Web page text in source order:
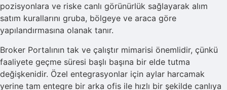
pozisyonlara ve riske canlı görünürlük sağlayarak alım
satım kurallarını gruba, bölgeye ve araca göre
yapılandırmasına olanak tanır.
Broker Portalının tak ve çalıştır mimarisi önemlidir, çünkü
faaliyete geçme süresi başlı başına bir elde tutma
değişkenidir. Özel entegrasyonlar için aylar harcamak
yerine tam entegre bir arka ofis ile hızlı bir şekilde canlıya